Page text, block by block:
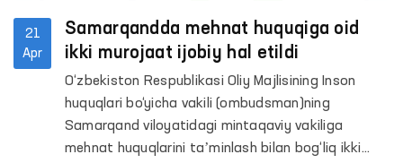
21
Apr
Samarqandda mehnat huquqiga oid
ikki murojaat ijobiy hal etildi
O‘zbekiston Respublikasi Oliy Majlisining Inson
huquqlari bo‘yicha vakili (ombudsman)ning
Samarqand viloyatidagi mintaqaviy vakiliga
mehnat huquqlarini taʼminlash bilan bog‘liq ikki